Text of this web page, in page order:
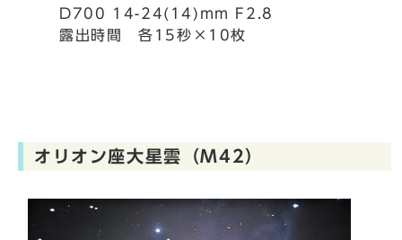
D700 14-24(14)mm F2.8
露出時間 各15秒×10枚
オリオン座大星雲（M42）